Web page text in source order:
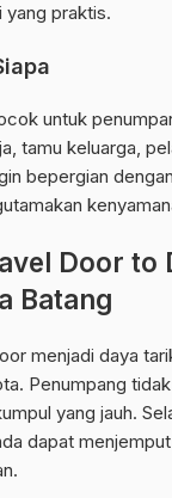
yang praktis.
untuk
tamu keluarga,
bepergian
Door to
Batang
menjadi daya
Penumpang
yang jauh.
dapat